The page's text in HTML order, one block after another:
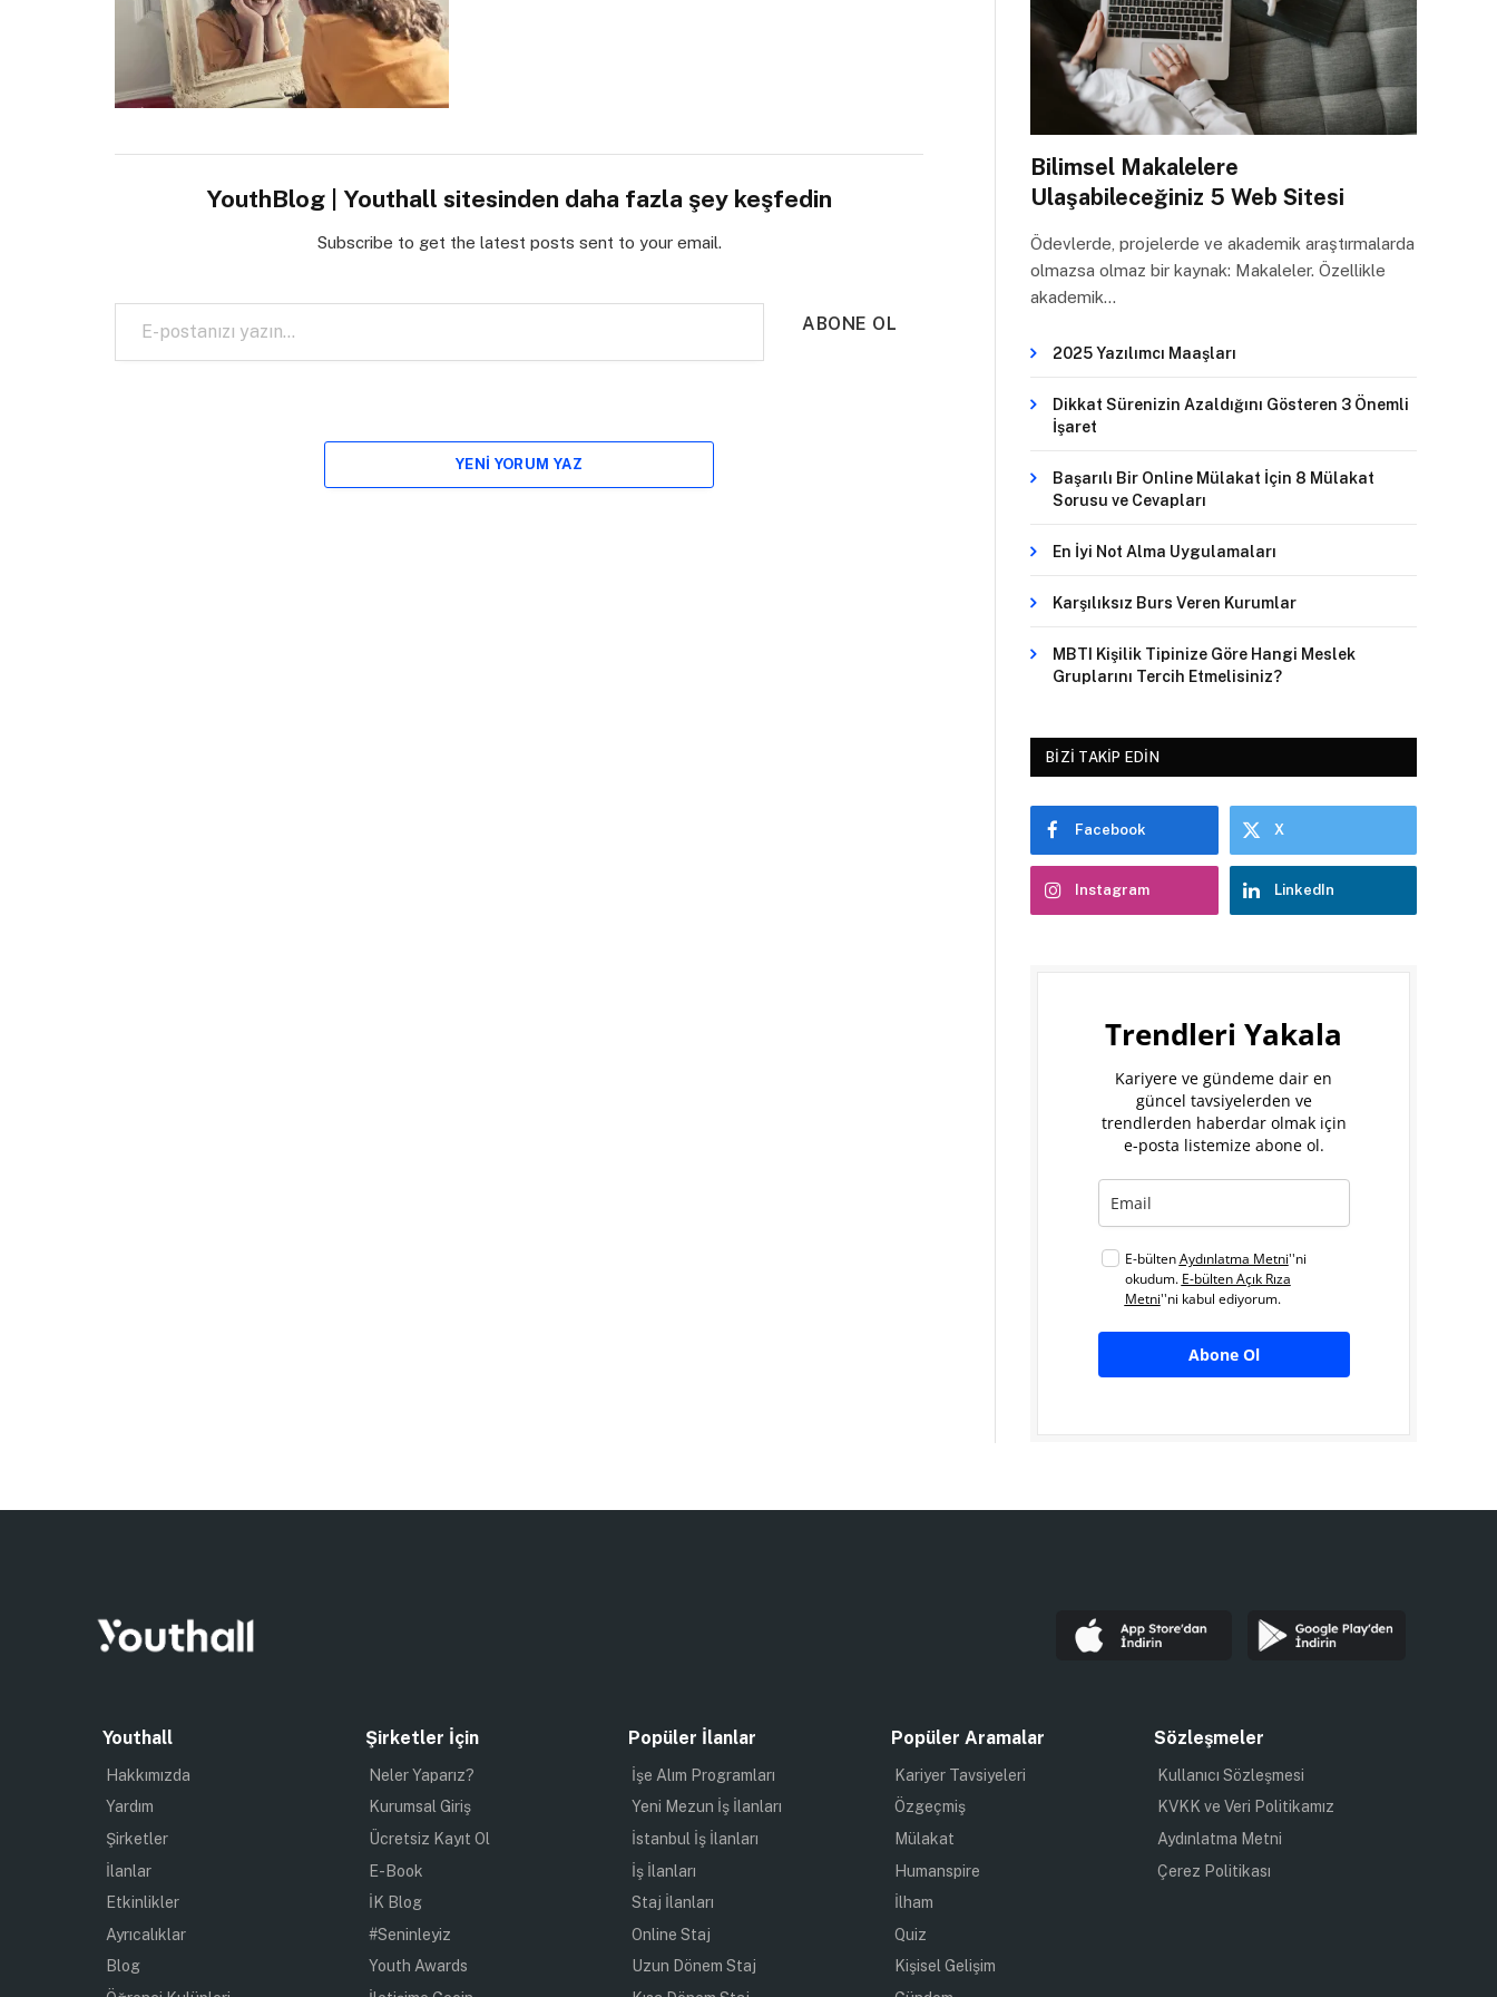
YouthBlog | Youthall sitesinden daha fazla şey keşfedin
Subscribe to get the latest posts sent to your email.
E-postanızı yazın…
ABONE OL
YENI YORUM YAZ
Bilimsel Makalelere
Ulaşabileceğiniz 5 Web Sitesi
Ödevlerde, projelerde ve akademik araştırmalarda
olmazsa olmaz bir kaynak: Makaleler. Özellikle
akademik…
2025 Yazılımcı Maaşları
Dikkat Sürenizin Azaldığını Gösteren 3 Önemli
İşaret
Başarılı Bir Online Mülakat İçin 8 Mülakat
Sorusu ve Cevapları
En İyi Not Alma Uygulamaları
Karşılıksız Burs Veren Kurumlar
MBTI Kişilik Tipinize Göre Hangi Meslek
Gruplarını Tercih Etmelisiniz?
BIZI TAKIP EDIN
Facebook X
Instagram LinkedIn
Trendleri Yakala
Kariyere ve gündeme dair en
güncel tavsiyelerden ve
trendlerden haberdar olmak için
e-posta listemize abone ol.
E-bültenAydınlatma Metni''ni
okudum. E-bülten Açık Rıza
Metni''ni kabul ediyorum.
Abone Ol
Youthall
Hakkımızda
Yardım
Şirketler
İlanlar
Etkinlikler
Ayrıcalıklar
Blog
Şirketler İçin
Neler Yaparız?
Kurumsal Giriş
Ücretsiz Kayıt Ol
E-Book
İK Blog
#Seninleyiz
Youth Awards
Popüler İlanlar
İşe Alım Programları
Yeni Mezun İş İlanları
İstanbul İş İlanları
İş İlanları
Staj İlanları
Online Staj
Uzun Dönem Staj
Popüler Aramalar
Kariyer Tavsiyeleri
Özgeçmiş
Mülakat
Humanspire
İlham
Quiz
Kişisel Gelişim
Sözleşmeler
Kullanıcı Sözleşmesi
KVKK ve Veri Politikamız
Aydınlatma Metni
Çerez Politikası